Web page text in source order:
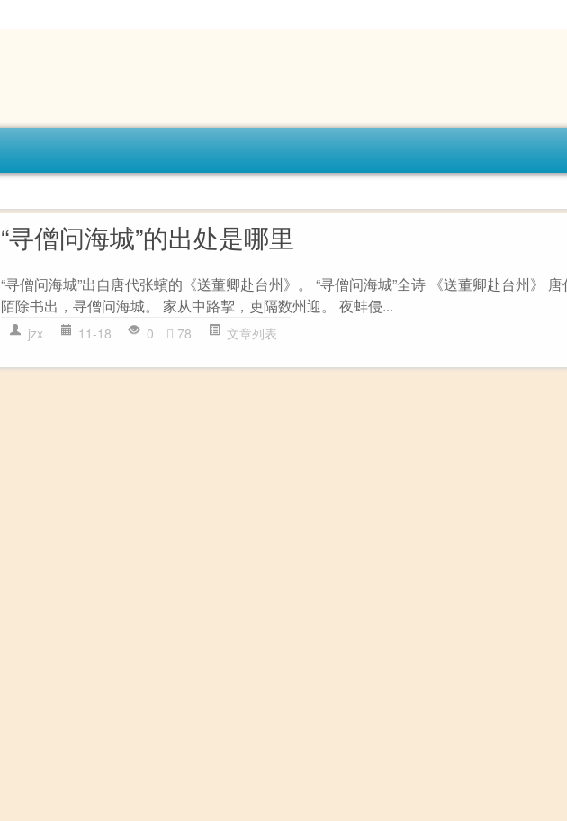
“寻僧问海城”的出处是哪里
“寻僧问海城”出自唐代张蠙的《送董卿赴台州》。 “寻僧问海城”全诗 《送董卿赴台州》
陌除书出，寻僧问海城。 家从中路挈，吏隔数州迎。 夜蚌侵...
jzx 11-18 0 78 文章列表